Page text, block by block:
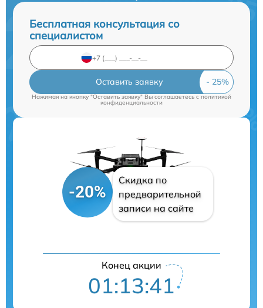
Бесплатная консультация со
специалистом
Оставить заявку
Нажимая на кнопку "Оставить заявку" Вы соглашаетесь cполитикой
конфиденциальности
-20%
Скидка по
предварительной
записи на сайте
Конец акции
01:13:41